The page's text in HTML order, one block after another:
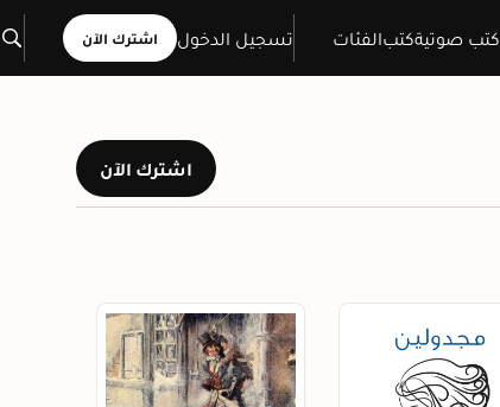
كتب صوتيةكتبالفئات تسجيل الدخول اشترك الآن
اشترك الآن